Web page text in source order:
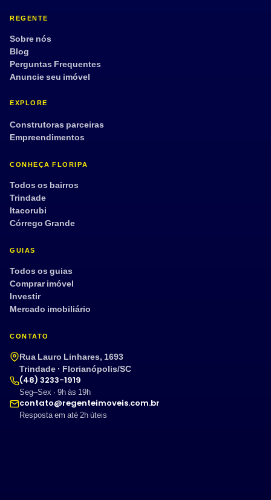
REGENTE
Sobre nós
Blog
Perguntas Frequentes
Anuncie seu imóvel
EXPLORE
Construtoras parceiras
Empreendimentos
CONHEÇA FLORIPA
Todos os bairros
Trindade
Itacorubi
Córrego Grande
GUIAS
Todos os guias
Comprar imóvel
Investir
Mercado imobiliário
CONTATO
Rua Lauro Linhares, 1693
Trindade · Florianópolis/SC
(48) 3233-1919
Seg–Sex · 9h às 19h
contato@regenteimoveis.com.br
Resposta em até 2h úteis